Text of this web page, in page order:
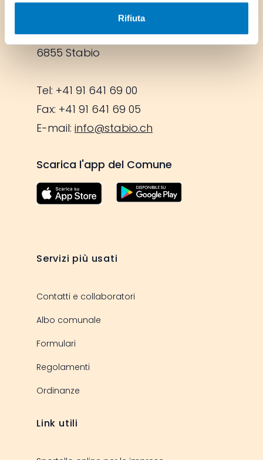
Rifiuta
Via Ufentina 25,
6855 Stabio
Tel: +41 91 641 69 00
Fax: +41 91 641 69 05
E-mail: info@stabio.ch
Scarica l'app del Comune
Servizi più usati
Contatti e collaboratori
Albo comunale
Formulari
Regolamenti
Ordinanze
Link utili